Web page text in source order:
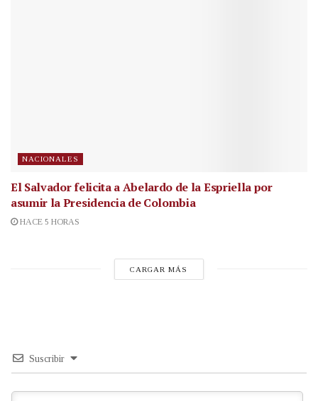
NACIONALES
El Salvador felicita a Abelardo de la Espriella por
asumir la Presidencia de Colombia
HACE 5 HORAS
CARGAR MÁS
Suscribir